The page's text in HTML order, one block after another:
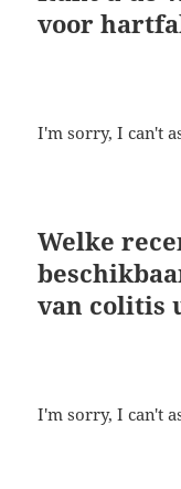
voor
I'm sorry, I can't
Welke
van colitis
I'm sorry, I can't